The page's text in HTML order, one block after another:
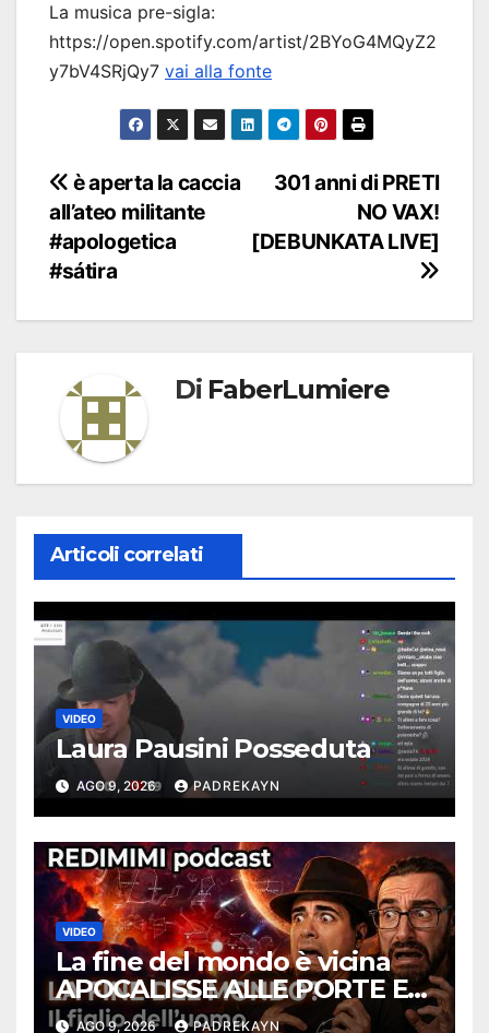
La musica pre-sigla:
https://open.spotify.com/artist/2BYoG4MQyZ2
y7bV4SRjQy7 vai alla fonte
Navigazione
articoli
301 anni di PRETI
NO VAX!
[DEBUNKATA LIVE]
è aperta la caccia
all’ateo militante
#apologetica
#sátira
Di FaberLumiere
Articoli correlati
VIDEO
Laura Pausini Posseduta
AGO 9, 2026 PADREKAYN
VIDEO
La fine del mondo è vicina
APOCALISSE ALLE PORTE Ep
01 – Redimimi Podcast
AGO 9, 2026 PADREKAYN